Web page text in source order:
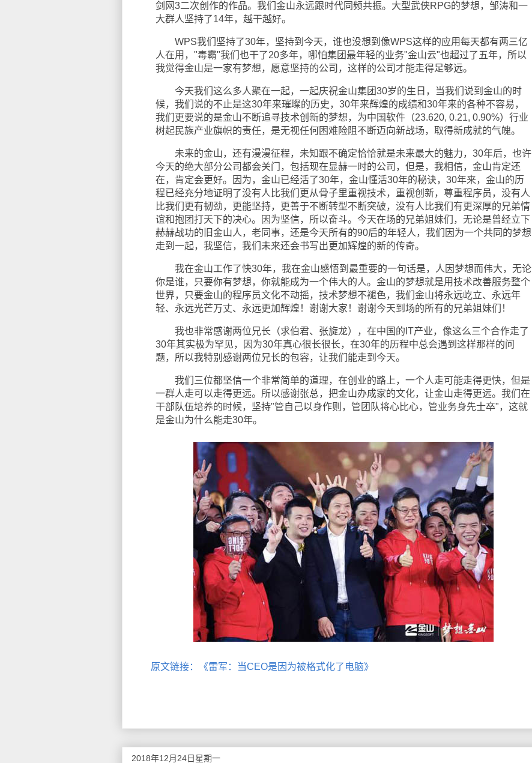
剑网3二次创作的作品。我们金山永远跟时代同频共振。大型武侠RPG的梦想，邹涛和一
大群人坚持了14年，越干越好。
WPS我们坚持了30年，坚持到今天，谁也没想到像WPS这样的应用每天都有两三亿
人在用，"毒霸"我们也干了20多年，哪怕集团最年轻的业务"金山云"也超过了五年，所以
我觉得金山是一家有梦想，愿意坚持的公司，这样的公司才能走得足够远。
今天我们这么多人聚在一起，一起庆祝金山集团30岁的生日，当我们说到金山的时
候，我们说的不止是这30年来璀璨的历史，30年来辉煌的成绩和30年来的各种不容易，
我们更要说的是金山不断追寻技术创新的梦想，为中国软件（23.620, 0.21, 0.90%）行业
树起民族产业旗帜的责任，是无视任何困难险阻不断迈向新战场，取得新成就的气魄。
未来的金山，还有漫漫征程，未知跟不确定恰恰就是未来最大的魅力，30年后，也许
今天的绝大部分公司都会关门，包括现在显赫一时的公司，但是，我相信，金山肯定还
在，肯定会更好。因为，金山已经活了30年，金山懂活30年的秘诀，30年来，金山的历
程已经充分地证明了没有人比我们更从骨子里重视技术，重视创新，尊重程序员，没有人
比我们更有韧劲，更能坚持，更善于不断转型不断突破，没有人比我们有更深厚的兄弟情
谊和抱团打天下的决心。因为坚信，所以奋斗。今天在场的兄弟姐妹们，无论是曾经立下
赫赫战功的旧金山人，老同事，还是今天所有的90后的年轻人，我们因为一个共同的梦想
走到一起，我坚信，我们未来还会书写出更加辉煌的新的传奇。
我在金山工作了快30年，我在金山感悟到最重要的一句话是，人因梦想而伟大，无论
你是谁，只要你有梦想，你就能成为一个伟大的人。金山的梦想就是用技术改善服务整个
世界，只要金山的程序员文化不动摇，技术梦想不褪色，我们金山将永远屹立、永远年
轻、永远光芒万丈、永远更加辉煌！谢谢大家！谢谢今天到场的所有的兄弟姐妹们！
我也非常感谢两位兄长（求伯君、张旋龙），在中国的IT产业，像这么三个合作走了
30年其实极为罕见，因为30年真心很长很长，在30年的历程中总会遇到这样那样的问
题，所以我特别感谢两位兄长的包容，让我们能走到今天。
我们三位都坚信一个非常简单的道理，在创业的路上，一个人走可能走得更快，但是
一群人走可以走得更远。所以感谢张总，把金山办成家的文化，让金山走得更远。我们在
干部队伍培养的时候，坚持"管自己以身作则，管团队将心比心，管业务身先士卒"，这就
是金山为什么能走30年。
原文链接：《雷军：当CEO是因为被格式化了电脑》
2018年12月24日星期一